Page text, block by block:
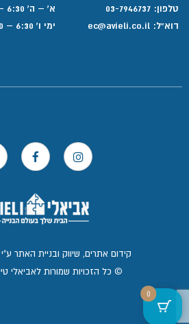
טלפון: 03-7946737
דוא”ל:
א' – ה' 6:30 – 17:00
ימי ו' 6:30 – 13:00
© כל הזכויות שמורות לאביאלי טייג 2008
קידום אתרים, שיווק ובניית האתר
0